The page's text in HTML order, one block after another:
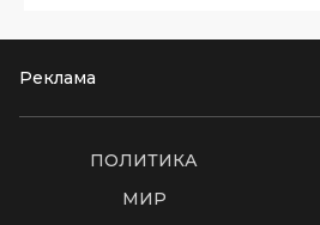
Реклама
ПОЛИТИКА
МИР